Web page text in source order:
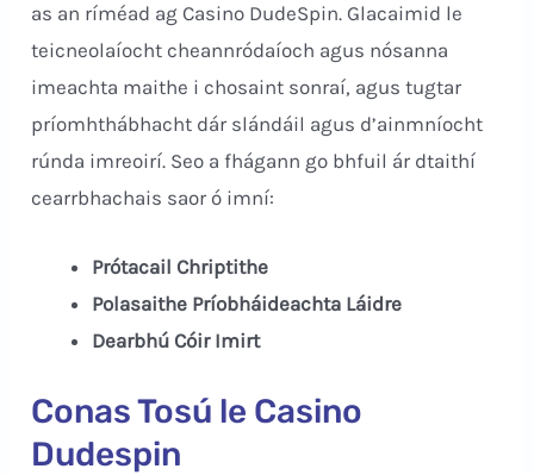
as an ríméad ag Casino DudeSpin. Glacaimid le
teicneolaíocht cheannródaíoch agus nósanna
imeachta maithe i chosaint sonraí, agus tugtar
príomhthábhacht dár slándáil agus d’ainmníocht
rúnda imreoirí. Seo a fhágann go bhfuil ár dtaithí
cearrbhachais saor ó imní:
Prótacail Chriptithe
Polasaithe Príobháideachta Láidre
Dearbhú Cóir Imirt
Conas Tosú le Casino
Dudespin